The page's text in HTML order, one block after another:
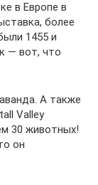
в Европе в
более
1455 и
— вот, что
А также
Valley
30 животных!
он